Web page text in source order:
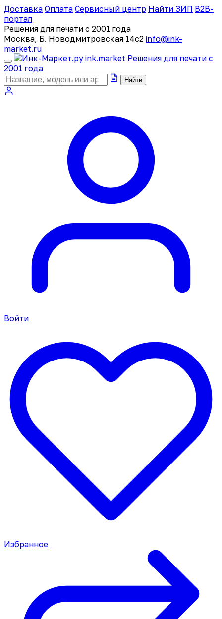
Доставка Оплата Сервисный центр Найти ЗИП B2B-
портал
Решения для печати с 2001 года
Москва, Б. Новодмитровская 14с2 info@ink-
market.ru
ink.market Решения для печати с
2001 года
Найти
Войти
Избранное